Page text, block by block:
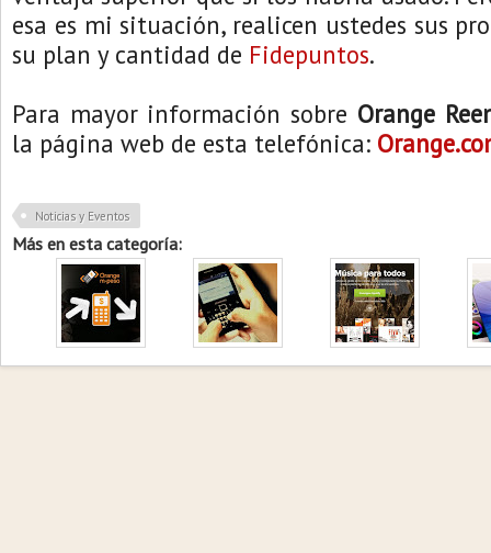
esa es mi situación, realicen ustedes sus
su plan y cantidad de Fidepuntos.
Para mayor información sobre Orange
la página web de esta telefónica:
Noticias y Eventos
Más en esta categoría: